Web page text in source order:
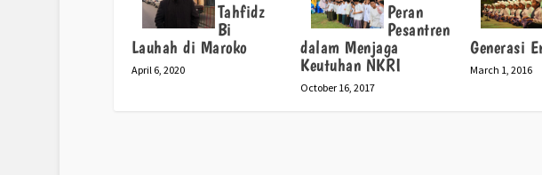
Tahfidz
Bi
Lauhah di Maroko
April 6, 2020
Peran
Pesantren
dalam Menjaga
Keutuhan NKRI
October 16, 2017
Generasi
March 1, 2016